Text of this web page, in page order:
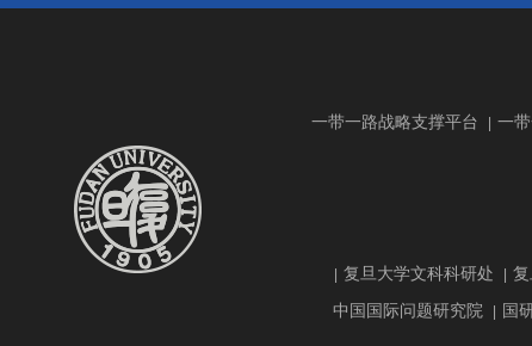
一带一路战略支撑平台 一
复旦大学文科科研处
中国国际问题研究院
国